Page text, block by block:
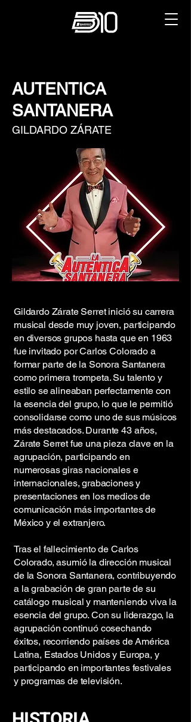
AUTENTICA
SANTANERA
GILDARDO ZÁRATE
Gildardo Zárate Serret inició su carrera
musical desde muy joven, participando
en diversos grupos hasta que en 1963
fue invitado por Carlos Colorado a
formar parte de la Sonora Santanera
como primera trompeta. Su talento y
estilo se alineaban perfectamente con
la esencia del grupo, lo que le permitió
consolidarse como uno de sus músicos
más destacados. Durante 43 años,
Zárate Serret fue una pieza clave en la
agrupación, participando en
numerosas giras nacionales e
internacionales, grabaciones y
presentaciones en los medios de
comunicación más importantes de
México y el extranjero.
Tras el fallecimiento de Carlos
Colorado, asumió la dirección musical
de la Sonora Santanera, contribuyendo
a la grabación de gran parte de su
catálogo musical y manteniendo viva la
esencia del grupo. Con su liderazgo, la
agrupación continuó cosechando
éxitos, recorriendo países de América
Latina, Estados Unidos y Europa, y
participando en importantes festivales
y programas de televisión.